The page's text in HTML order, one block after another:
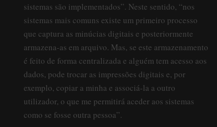
sistemas são implementados”. Neste sentido, “nos
sistemas mais comuns existe um primeiro processo
que captura as minúcias digitais e posteriormente
armazena-as em arquivo. Mas, se este armazenamento
é feito de forma centralizada e alguém tem acesso aos
dados, pode trocar as impressões digitais e, por
exemplo, copiar a minha e associá-la a outro
utilizador, o que me permitirá aceder aos sistemas
como se fosse outra pessoa”.